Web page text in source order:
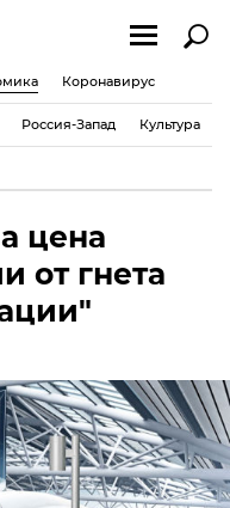
Коронавирус
Россия-Запад Культура
цена
от гнета